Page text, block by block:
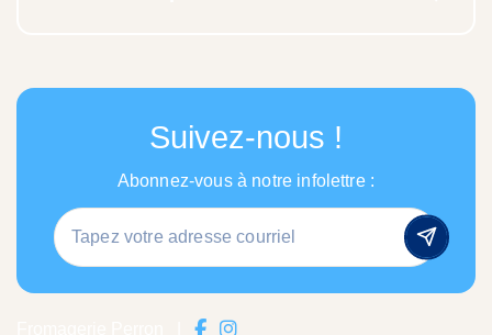
Suivez-nous !
Abonnez-vous à notre infolettre :